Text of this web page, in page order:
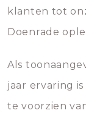
klanten tot
Doenrade
Als
jaar ervaring
te voorzien